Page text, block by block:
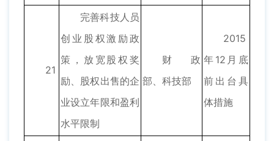
21
完善科技人员
创业股权激励政
策，放宽股权奖
励、股权出售的企
业设立年限和盈利
水平限制
财政
部、科技部
2015
年12月底
前出台具
体措施